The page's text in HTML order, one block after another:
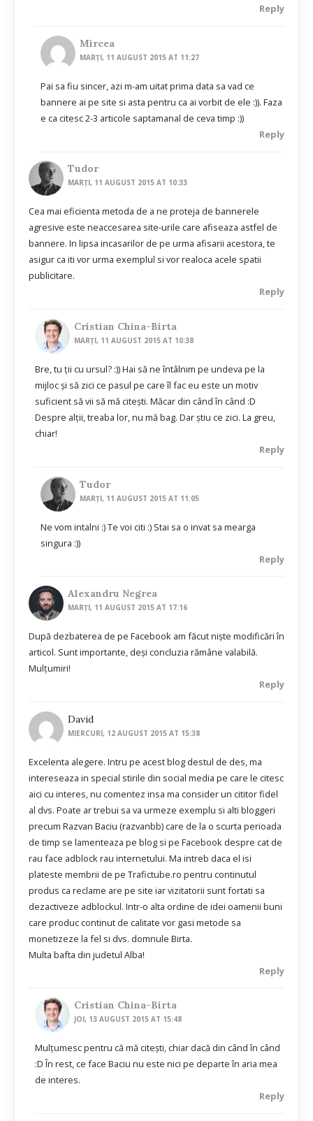
Reply
Mircea
MARȚI, 11 AUGUST 2015 AT 11:27
Pai sa fiu sincer, azi m-am uitat prima data sa vad ce
bannere ai pe site si asta pentru ca ai vorbit de ele :)). Faza
e ca citesc 2-3 articole saptamanal de ceva timp :))
Reply
Tudor
MARȚI, 11 AUGUST 2015 AT 10:33
Cea mai eficienta metoda de a ne proteja de bannerele
agresive este neaccesarea site-urile care afiseaza astfel de
bannere. In lipsa incasarilor de pe urma afisarii acestora, te
asigur ca iti vor urma exemplul si vor realoca acele spatii
publicitare.
Reply
Cristian China-Birta
MARȚI, 11 AUGUST 2015 AT 10:38
Bre, tu ții cu ursul? :)) Hai să ne întâlnim pe undeva pe la
mijloc și să zici ce pasul pe care îl fac eu este un motiv
suficient să vii să mă citești. Măcar din când în când :D
Despre alții, treaba lor, nu mă bag. Dar știu ce zici. La greu,
chiar!
Reply
Tudor
MARȚI, 11 AUGUST 2015 AT 11:05
Ne vom intalni :) Te voi citi :) Stai sa o invat sa mearga
singura :))
Reply
Alexandru Negrea
MARȚI, 11 AUGUST 2015 AT 17:16
După dezbaterea de pe Facebook am făcut nişte modificări în
articol. Sunt importante, deşi concluzia rămâne valabilă.
Mulţumiri!
Reply
David
MIERCURI, 12 AUGUST 2015 AT 15:38
Excelenta alegere. Intru pe acest blog destul de des, ma
intereseaza in special stirile din social media pe care le citesc
aici cu interes, nu comentez insa ma consider un cititor fidel
al dvs. Poate ar trebui sa va urmeze exemplu si alti bloggeri
precum Razvan Baciu (razvanbb) care de la o scurta perioada
de timp se lamenteaza pe blog si pe Facebook despre cat de
rau face adblock rau internetului. Ma intreb daca el isi
plateste membrii de pe Trafictube.ro pentru continutul
produs ca reclame are pe site iar vizitatorii sunt fortati sa
dezactiveze adblockul. Intr-o alta ordine de idei oamenii buni
care produc continut de calitate vor gasi metode sa
monetizeze la fel si dvs. domnule Birta.
Multa bafta din judetul Alba!
Reply
Cristian China-Birta
JOI, 13 AUGUST 2015 AT 15:48
Mulțumesc pentru că mă citești, chiar dacă din când în când
:D În rest, ce face Baciu nu este nici pe departe în aria mea
de interes.
Reply